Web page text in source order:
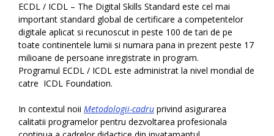
ECDL / ICDL – The Digital Skills Standard este cel mai
important standard global de certificare a competentelor
digitale aplicat si recunoscut in peste 100 de tari de pe
toate continentele lumii si numara pana in prezent peste 17
milioane de persoane inregistrate in program.
Programul ECDL / ICDL este administrat la nivel mondial de
catre ICDL Foundation.
In contextul noii Metodologii-cadru privind asigurarea
calitatii programelor pentru dezvoltarea profesionala